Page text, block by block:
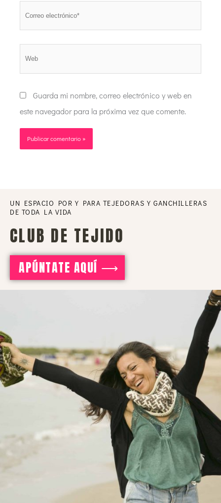
Guarda mi nombre, correo electrónico y web en
este navegador para la próxima vez que comente.
UN ESPACIO POR Y PARA TEJEDORAS Y GANCHILLERAS
DE TODA LA VIDA
CLUB DE TEJIDO
APÚNTATE AQUÍ ⟶